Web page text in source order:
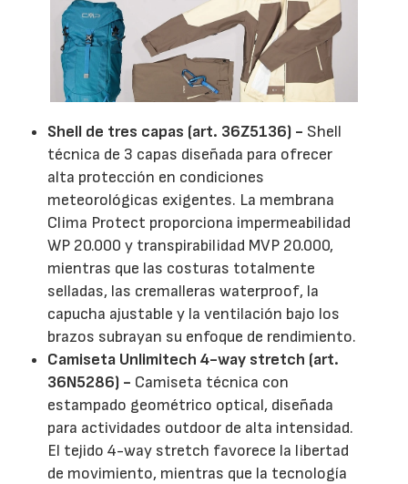
Shell de tres capas (art. 36Z5136) - Shell
técnica de 3 capas diseñada para ofrecer
alta protección en condiciones
meteorológicas exigentes. La membrana
Clima Protect proporciona impermeabilidad
WP 20.000 y transpirabilidad MVP 20.000,
mientras que las costuras totalmente
selladas, las cremalleras waterproof, la
capucha ajustable y la ventilación bajo los
brazos subrayan su enfoque de rendimiento.
Camiseta Unlimitech 4-way stretch (art.
36N5286) - Camiseta técnica con
estampado geométrico optical, diseñada
para actividades outdoor de alta intensidad.
El tejido 4-way stretch favorece la libertad
de movimiento, mientras que la tecnología